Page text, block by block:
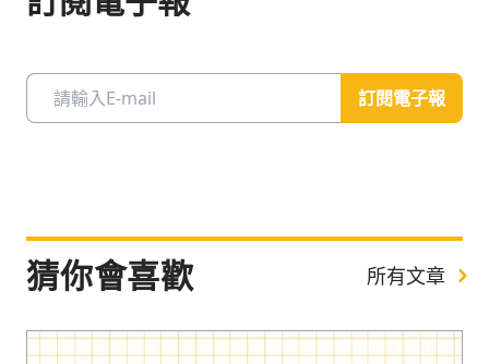
訂閱電子報
猜你會喜歡 所有文章